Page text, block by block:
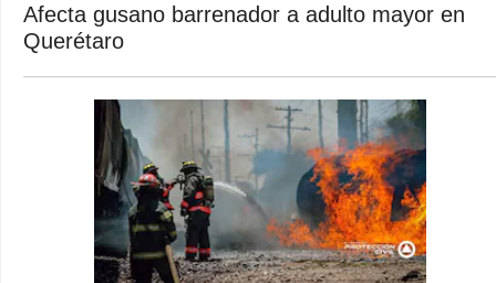
Afecta gusano barrenador a adulto mayor en
Querétaro